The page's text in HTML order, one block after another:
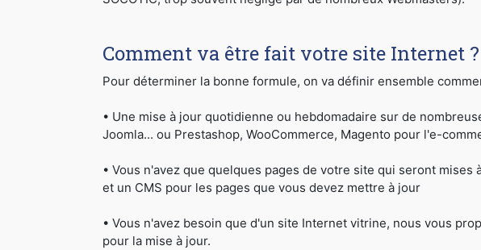
Comment va être fait votre site Internet ?
Pour déterminer la bonne formule, on va définir ensemble
• Une mise à jour quotidienne ou hebdomadaire sur de
Joomla... ou Prestashop, WooCommerce, Magento pour l'e-
• Vous n'avez que quelques pages de votre site qui seront
et un CMS pour les pages que vous devez mettre à jour
• Vous n'avez besoin que d'un site Internet vitrine, nous vous
pour la mise à jour.